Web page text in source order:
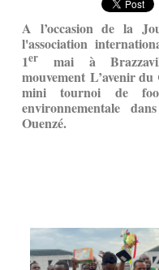
A l’occasion de la
l'association
1er mai à
mouvement L’avenir
mini tournoi de
environnementale
Ouenzé.